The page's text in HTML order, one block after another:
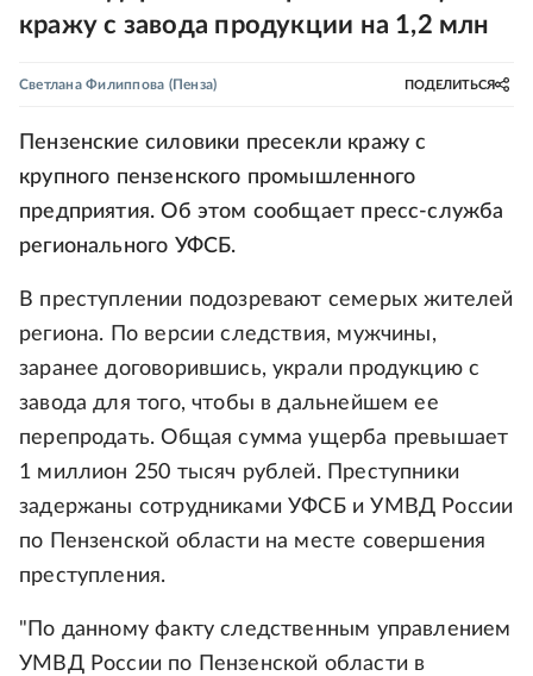
кражу с завода продукции на 1,2 млн
Светлана Филиппова (Пенза) ПОДЕЛИТЬСЯ
Пензенские силовики пресекли кражу с
крупного пензенского промышленного
предприятия. Об этом сообщает пресс-служба
регионального УФСБ.
В преступлении подозревают семерых жителей
региона. По версии следствия, мужчины,
заранее договорившись, украли продукцию с
завода для того, чтобы в дальнейшем ее
перепродать. Общая сумма ущерба превышает
1 миллион 250 тысяч рублей. Преступники
задержаны сотрудниками УФСБ и УМВД России
по Пензенской области на месте совершения
преступления.
"По данному факту следственным управлением
УМВД России по Пензенской области в